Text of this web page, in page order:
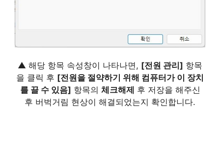
▲ 해당 항목 속성창이 나타나면, [전원 관리] 항목
을 클릭 후 [전원을 절약하기 위해 컴퓨터가 이 장치
를 끌 수 있음] 항목의 체크해제 후 저장을 해주신
후 버벅거림 현상이 해결되었는지 확인합니다.